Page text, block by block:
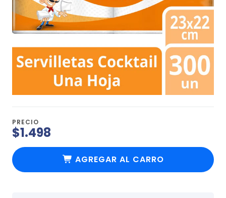
PRECIO
$1.498
AGREGAR AL CARRO